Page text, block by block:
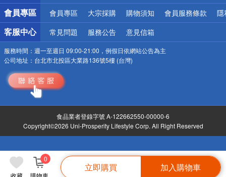
收藏 購物車
0
立即購買 加入購物車
會員專區 會員專區 大宗採購 購物須知 會員服務條款 隱
客服中心 常見問題 服務公告 意見信箱
服務時間： 週一至週日 09:00-21:00，例假日依網站公告為主
公司地址： 台北市北投區大業路136號5樓 (台灣)
食品業者登錄字號 A-122662550-00000-6
Copyright©2026 Uni-Prosperity Lifestyle Corp. All Right Reserved